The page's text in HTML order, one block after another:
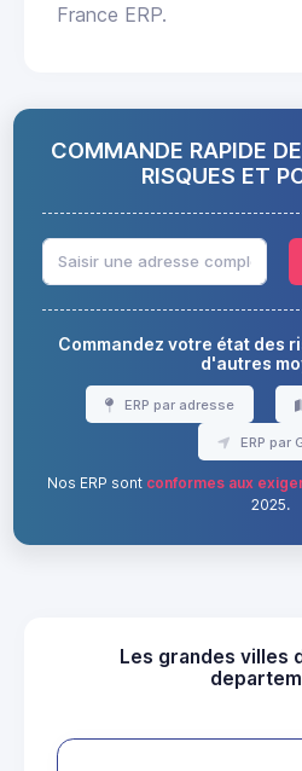
France ERP.
COMMANDE RAPIDE
RISQUES ET
Commandez votre état des
d'autres
ERP par adresse
ERP par
Nos ERP sont conformes aux
2025.
Les grandes villes